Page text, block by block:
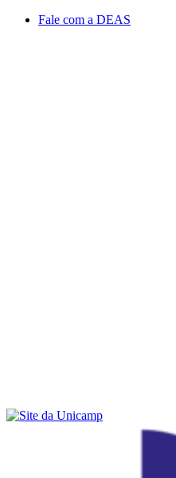
Conteúdo principal Menu principal
Fale com a DEAS